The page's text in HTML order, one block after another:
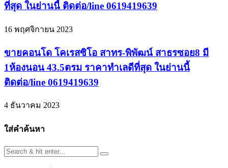
ที่สุด ในย่านนี้ ติดต่อ/line 0619419639
16 พฤศจิกายน 2023
ขายคอนโด โคเรสซิโอ สาทร-พิพัฒน์ สาธรซอย8 มี
1ห้องนอน 43.5ตรม ราคาทำเลดีที่สุด ในย่านนี้
ติดต่อ/line 0619419639
4 ธันวาคม 2023
ใส่คำค้นหา